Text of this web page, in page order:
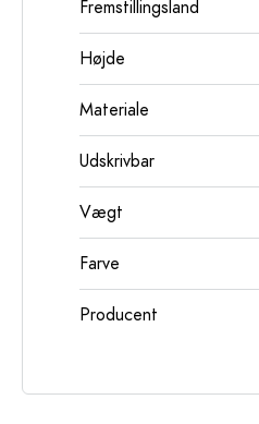
Fremstillingsland
Højde
Materiale
Udskrivbar
Vægt
Farve
Producent